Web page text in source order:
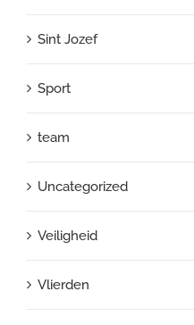
Sint Jozef
Sport
team
Uncategorized
Veiligheid
Vlierden